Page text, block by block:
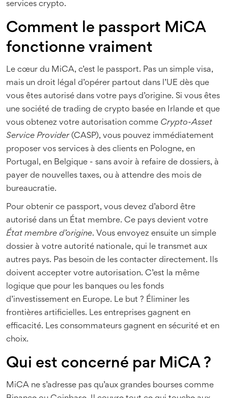
services crypto.
Comment le passport MiCA
fonctionne vraiment
Le cœur du MiCA, c’est le passport. Pas un simple visa,
mais un droit légal d’opérer partout dans l’UE dès que
vous êtes autorisé dans votre pays d’origine. Si vous êtes
une société de trading de crypto basée en Irlande et que
vous obtenez votre autorisation comme Crypto-Asset
Service Provider(CASP), vous pouvez immédiatement
proposer vos services à des clients en Pologne, en
Portugal, en Belgique - sans avoir à refaire de dossiers, à
payer de nouvelles taxes, ou à attendre des mois de
bureaucratie.
Pour obtenir ce passport, vous devez d’abord être
autorisé dans un État membre. Ce pays devient votre
État membre d’origine. Vous envoyez ensuite un simple
dossier à votre autorité nationale, qui le transmet aux
autres pays. Pas besoin de les contacter directement. Ils
doivent accepter votre autorisation. C’est la même
logique que pour les banques ou les fonds
d’investissement en Europe. Le but ? Éliminer les
frontières artificielles. Les entreprises gagnent en
efficacité. Les consommateurs gagnent en sécurité et en
choix.
Qui est concerné par MiCA ?
MiCA ne s’adresse pas qu’aux grandes bourses comme